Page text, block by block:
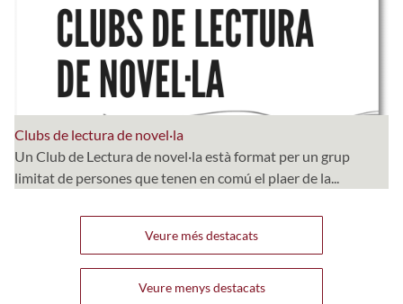
Clubs de lectura de novel·la
Un Club de Lectura de novel·la està format per un grup
limitat de persones que tenen en comú el plaer de la...
Veure més destacats
Veure menys destacats